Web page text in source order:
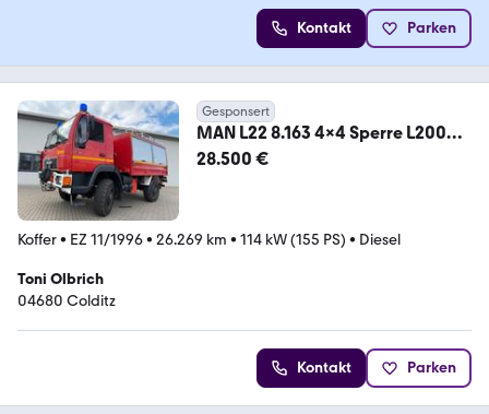
Kontakt Parken
Gesponsert
MAN L22 8.163 4x4 Sperre L2000
Expedition Rüstwagen
28.500 €
Koffer• EZ 11/1996• 26.269 km • 114 kW (155 PS) • Diesel
Toni Olbrich
04680 Colditz
Kontakt Parken